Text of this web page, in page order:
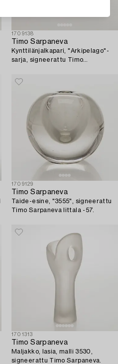
1709138
Timo Sarpaneva
Kynttilänjalkapari, "Arkipelago"-
sarja, signeerattu Timo
1709129
Timo Sarpaneva
Taide-esine, "3555", signeerattu
Timo Sarpaneva Iittala -57.
1701313
Timo Sarpaneva
Maljakko, lasia, malli 3530,
signeerattu Timo Sarpaneva.